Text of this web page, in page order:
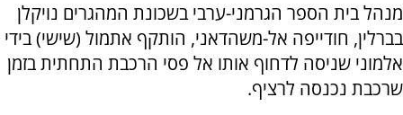
מנהל בית הספר הגרמני-ערבי בשכונת המהגרים נויקלן
בברלין, חודייפה אל-משהדאני, הותקף אתמול (שישי) בידי
אלמוני שניסה לדחוף אותו אל פסי הרכבת התחתית בזמן
שרכבת נכנסה לרציף.